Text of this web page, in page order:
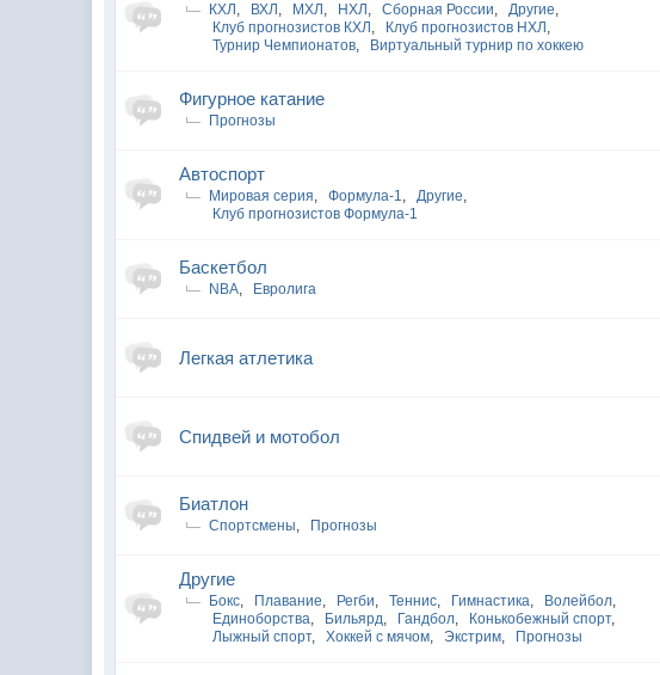
КХЛ , ВХЛ , МХЛ , НХЛ , Сборная России, Другие,
Клуб прогнозистов КХЛ , Клуб прогнозистов НХЛ ,
Турнир Чемпионатов, Виртуальный турнир по хоккею
Фигурное катание
Прогнозы
Автоспорт
Мировая серия, Формула-1, Другие,
Клуб прогнозистов Формула-1
Баскетбол
NBA, Евролига
Легкая атлетика
Спидвей и мотобол
Биатлон
Спортсмены, Прогнозы
Другие
Бокс, Плавание, Регби, Теннис, Гимнастика, Волейбол,
Единоборства, Бильярд, Гандбол, Конькобежный спорт,
Лыжный спорт, Хоккей с мячом, Экстрим, Прогнозы